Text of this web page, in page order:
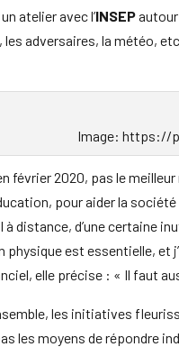
atelier avec l’INSEPautour
adversaires, la météo,
Image: https://
février 2020, pas le
pour aider la
distance, d’une certaine
est essentielle, et
elle précise : « Il faut
les initiatives
les moyens de répondre